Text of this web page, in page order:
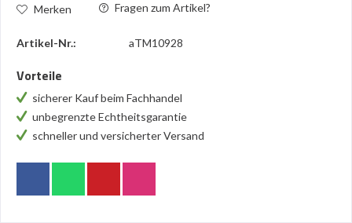
Merken Fragen zum Artikel?
Artikel-Nr.: aTM10928
Vorteile
sicherer Kauf beim Fachhandel
unbegrenzte Echtheitsgarantie
schneller und versicherter Versand